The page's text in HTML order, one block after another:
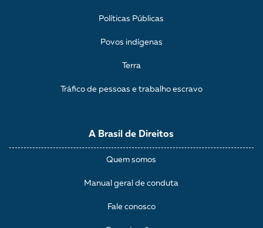
A Brasil de Direitos
Quem somos
Manual geral de conduta
Fale conosco
Políticas Públicas
Povos indígenas
Terra
Tráfico de pessoas e trabalho escravo